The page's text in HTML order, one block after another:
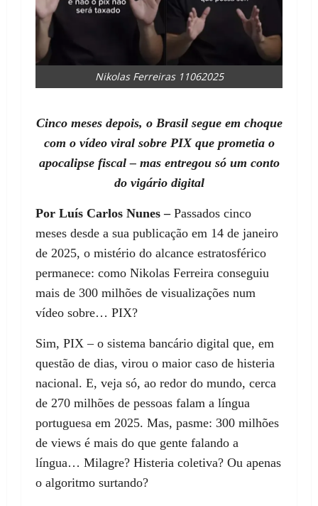
Nikolas Ferreiras 11062025
Cinco meses depois, o Brasil segue em choque
com o vídeo viral sobre PIX que prometia o
apocalipse fiscal – mas entregou só um conto
do vigário digital
Por Luís Carlos Nunes –Passados cinco
meses desde a sua publicação em 14 de janeiro
de 2025, o mistério do alcance estratosférico
permanece: como Nikolas Ferreira conseguiu
mais de 300 milhões de visualizações num
vídeo sobre… PIX?
Sim, PIX – o sistema bancário digital que, em
questão de dias, virou o maior caso de histeria
nacional. E, veja só, ao redor do mundo, cerca
de 270 milhões de pessoas falam a língua
portuguesa em 2025. Mas, pasme: 300 milhões
de views é mais do que gente falando a
língua… Milagre? Histeria coletiva? Ou apenas
o algoritmo surtando?